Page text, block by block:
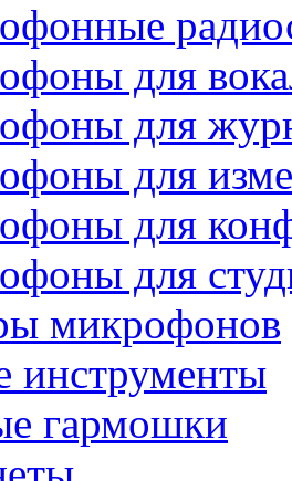
для
для
для
для
для
микрофонов
инструменты
гармошки